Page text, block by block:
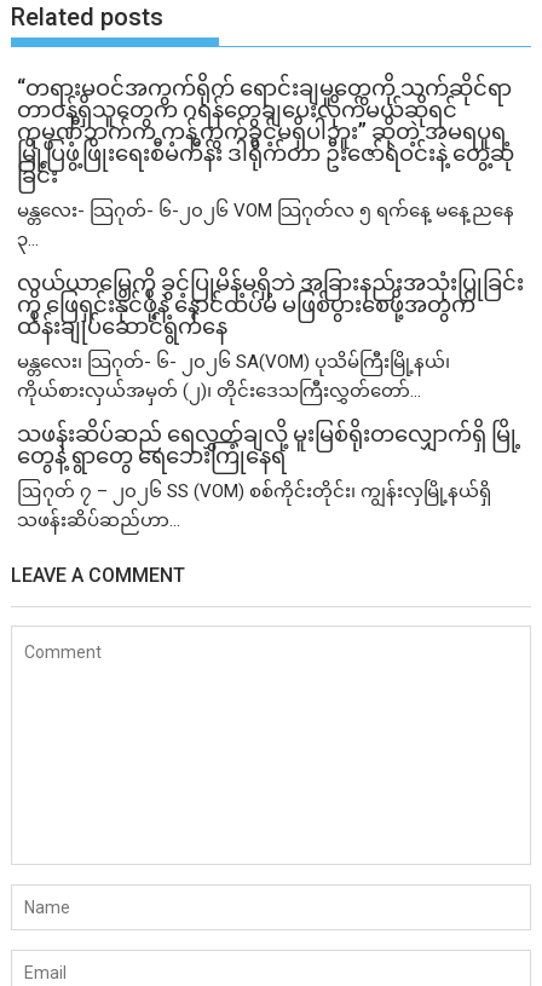
Related posts
“တရားမဝင်အကွက်ရိုက် ရောင်းချမှုတွေကို သက်ဆိုင်ရာ
တာဝန်ရှိသူတွေက ဂရန်တွေချပေးလိုက်မယ်ဆိုရင်
ကုမ္ပဏီဘက်က ကန့်ကွက်ခွင့်မရှိပါဘူး” ဆိုတဲ့ အမရပူရ
မြို့ပြဖွံ့ဖြိုးရေးစီမံကိန်း ဒါရိုက်တာ ဦးဇော်ရဲဝင်းနဲ့ တွေ့ဆုံ
ခြင်း
မန္တလေး- သြဂုတ်- ၆-၂၀၂၆ VOM သြဂုတ်လ ၅ ရက်နေ့ မနေ့ညနေ
၃...
လယ်ယာမြေကို ခွင့်ပြုမိန့်မရှိဘဲ အခြားနည်းအသုံးပြုခြင်း
ကို ဖြေရှင်းနိုင်ဖို့နဲ့ နောင်ထပ်မံ မဖြစ်ပွားစေဖို့အတွက်
ထိန်းချုပ်ဆောင်ရွက်နေ
မန္တလေး၊ သြဂုတ်- ၆- ၂၀၂၆ SA(VOM) ပုသိမ်ကြီးမြို့နယ်၊
ကိုယ်စားလှယ်အမှတ် (၂)၊ တိုင်းဒေသကြီးလွှတ်တော်...
သဖန်းဆိပ်ဆည် ရေလွှတ်ချလို့ မူးမြစ်ရိုးတလျှောက်ရှိ မြို့
တွေနဲ့ ရွာတွေ ရေဘေးကြုံနေရ
ဩဂုတ် ၇ – ၂၀၂၆ SS (VOM) စစ်ကိုင်းတိုင်း၊ ကျွန်းလှမြို့နယ်ရှိ
သဖန်းဆိပ်ဆည်ဟာ...
LEAVE A COMMENT